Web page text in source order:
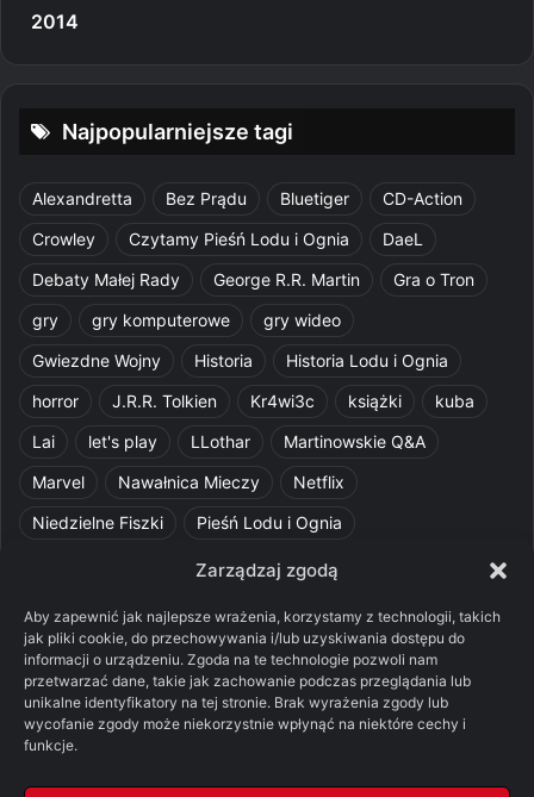
Zarządzaj zgodą
Aby zapewnić jak najlepsze wrażenia, korzystamy z technologii, takich
jak pliki cookie, do przechowywania i/lub uzyskiwania dostępu do
informacji o urządzeniu. Zgoda na te technologie pozwoli nam
przetwarzać dane, takie jak zachowanie podczas przeglądania lub
unikalne identyfikatory na tej stronie. Brak wyrażenia zgody lub
wycofanie zgody może niekorzystnie wpłynąć na niektóre cechy i
funkcje.
2014
Najpopularniejsze tagi
Alexandretta Bez Prądu Bluetiger
CD-Action
Crowley
Czytamy Pieśń Lodu i Ognia
DaeL
Debaty Małej Rady
George R.R. Martin
Gra o Tron
gry
gry komputerowe
gry wideo
Gwiezdne Wojny
Historia
Historia Lodu i Ognia
horror
J.R.R. Tolkien Kr4wi3c książki
kuba
Lai
let's play LLothar
Martinowskie Q&A
Marvel
Nawałnica Mieczy
Netflix
Niedzielne Fiszki
Pieśń Lodu i Ognia
Pquelim
Pytania do maesterów
recenzja książki
Ród Smoka Silmarillion
SithFrog
Starcie Królów
Star Wars
Szalone Teorie
Tolkienowskie Q&A
Voo
Wieści z Cytadeli